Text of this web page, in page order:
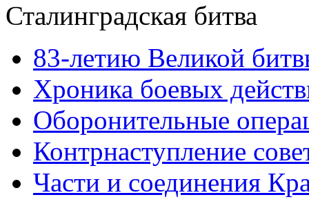
Сталинградская битва
83-летию Великой
Хроника боевых
Оборонительные
Контрнаступление
Части и соединения